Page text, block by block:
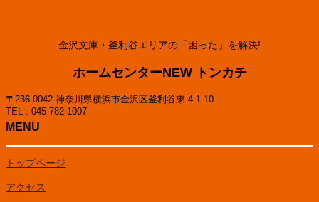
金沢文庫・釜利谷エリアの「困った」を解決!
ホームセンターNEW トンカチ
〒236-0042 神奈川県横浜市金沢区釜利谷東 4-1-10
TEL : 045-782-1007
MENU
トップページ
アクセス